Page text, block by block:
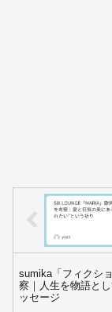
sumika「フィクシ
察｜人生を物語と
ッセージ